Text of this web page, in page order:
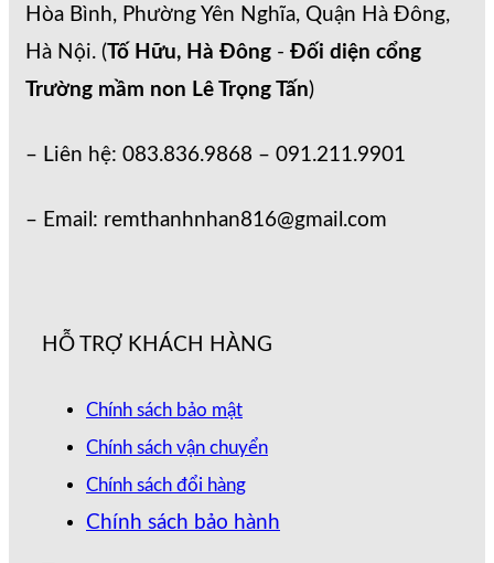
Hòa Bình, Phường Yên Nghĩa, Quận Hà Đông,
Hà Nội. (Tố Hữu, Hà Đông - Đối diện cổng
Trường mầm non Lê Trọng Tấn)
– Liên hệ: 083.836.9868 – 091.211.9901
– Email: remthanhnhan816@gmail.com
HỖ TRỢ KHÁCH HÀNG
Chính sách bảo mật
Chính sách vận chuyển
Chính sách đổi hàng
Chính sách bảo hành